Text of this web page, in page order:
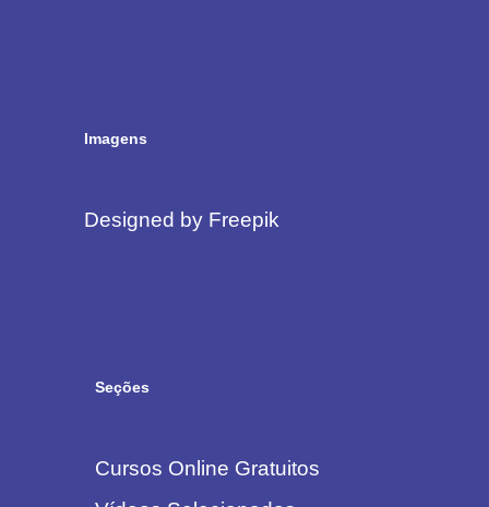
Imagens
Designed by Freepik
Seções
Cursos Online Gratuitos